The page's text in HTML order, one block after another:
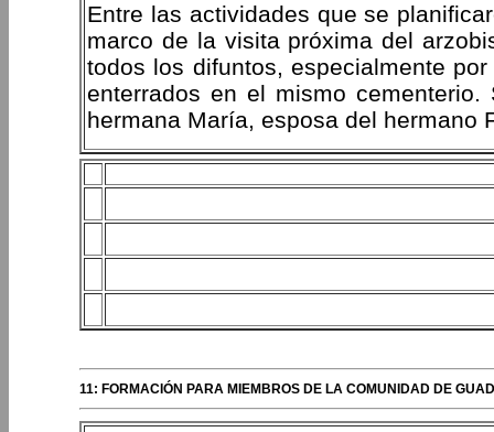
Entre las actividades que se
marco de la visita próxima del
todos los difuntos, especialmente
enterrados en el mismo
hermana María, esposa del hermano
11: FORMACIÓN PARA MIEMBROS DE LA COMUNIDAD DE